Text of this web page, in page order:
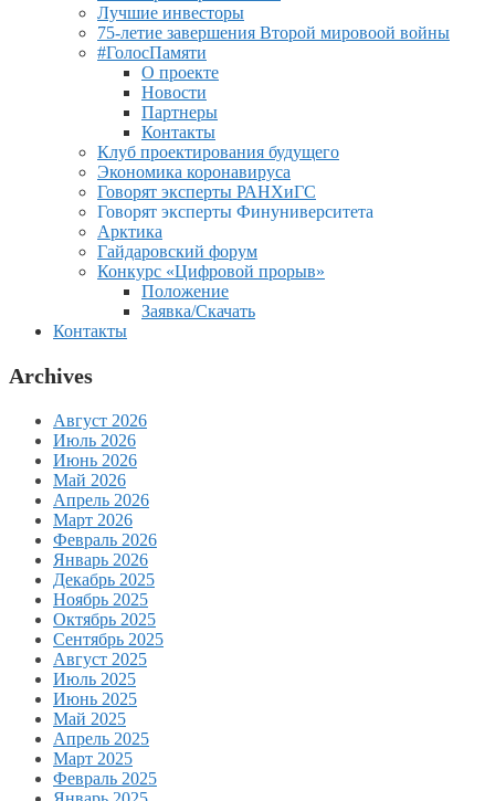
Лучшие инвесторы
75-летие завершения Второй мировоой войны
#ГолосПамяти
О проекте
Новости
Партнеры
Контакты
Клуб проектирования будущего
Экономика коронавируса
Говорят эксперты РАНХиГС
Говорят эксперты Финуниверситета
Арктика
Гайдаровский форум
Конкурс «Цифровой прорыв»
Положение
Заявка/Скачать
Контакты
Archives
Август 2026
Июль 2026
Июнь 2026
Май 2026
Апрель 2026
Март 2026
Февраль 2026
Январь 2026
Декабрь 2025
Ноябрь 2025
Октябрь 2025
Сентябрь 2025
Август 2025
Июль 2025
Июнь 2025
Май 2025
Апрель 2025
Март 2025
Февраль 2025